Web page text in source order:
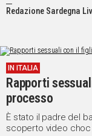
POLITICA
IN
ITALIA
NEL
MONDO
SPORT
Redazione Sardegna
IN ITALIA
Rapporti
processo
È stato il padre del
scoperto video choc